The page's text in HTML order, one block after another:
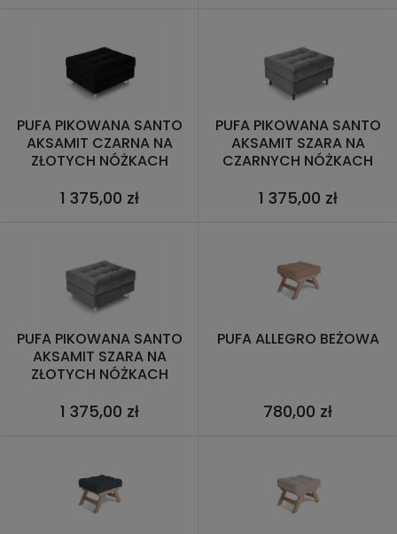
PUFA PIKOWANA SANTO
AKSAMIT CZARNA NA
ZŁOTYCH NÓŻKACH
1 375,00 zł
PUFA PIKOWANA SANTO
AKSAMIT SZARA NA
CZARNYCH NÓŻKACH
1 375,00 zł
PUFA PIKOWANA SANTO
AKSAMIT SZARA NA
ZŁOTYCH NÓŻKACH
1 375,00 zł
PUFA ALLEGRO BEŻOWA
780,00 zł